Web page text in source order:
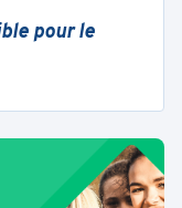
pour le